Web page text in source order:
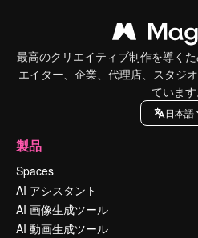
最高のクリエイティブ制作を導く
エイター、企業、代理店、スタジ
ています
日本語
製品
Spaces
AI アシスタント
AI 画像生成ツール
AI 動画生成ツール